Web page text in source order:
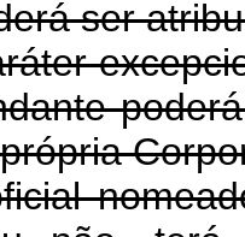
ser